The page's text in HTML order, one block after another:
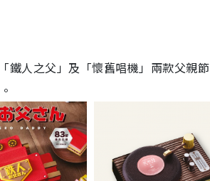
鐵人之父」及「懷舊唱機」兩款父親